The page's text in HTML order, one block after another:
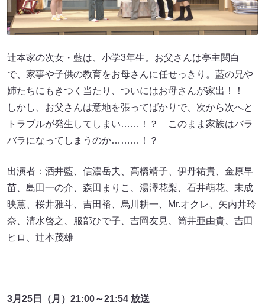
辻本家の次女・藍は、小学3年生。お父さんは亭主関白
で、家事や子供の教育をお母さんに任せっきり。藍の兄や
姉たちにもきつく当たり、ついにはお母さんが家出！！
しかし、お父さんは意地を張ってばかりで、次から次へと
トラブルが発生してしまい……！？ このまま家族はバラ
バラになってしまうのか………！？
出演者：酒井藍、信濃岳夫、高橋靖子、伊丹祐貴、金原早
苗、島田一の介、森田まりこ、湯澤花梨、石井萌花、末成
映薫、桜井雅斗、吉田裕、烏川耕一、Mr.オクレ、矢内井玲
奈、清水啓之、服部ひで子、吉岡友見、筒井亜由貴、吉田
ヒロ、辻本茂雄
3月25日（月）21:00～21:54 放送